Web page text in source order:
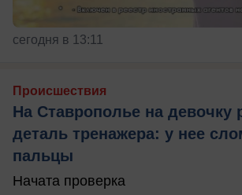
сегодня в 13:11
Происшествия
На Ставрополье на девочку
деталь тренажера: у нее
пальцы
Начата проверка